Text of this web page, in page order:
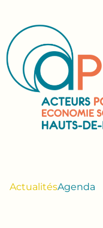
ActualitésAgenda